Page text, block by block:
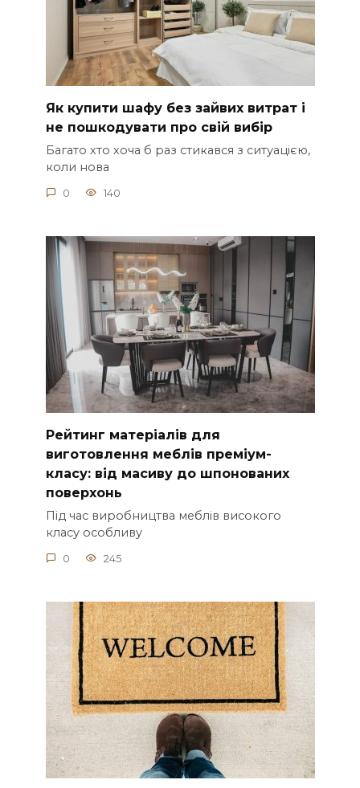
Як купити шафу без зайвих витрат і
не пошкодувати про свій вибір
Багато хто хоча б раз стикався з ситуацією,
коли нова
0 140
Рейтинг матеріалів для
виготовлення меблів преміум-
класу: від масиву до шпонованих
поверхонь
Під час виробництва меблів високого
класу особливу
0 245